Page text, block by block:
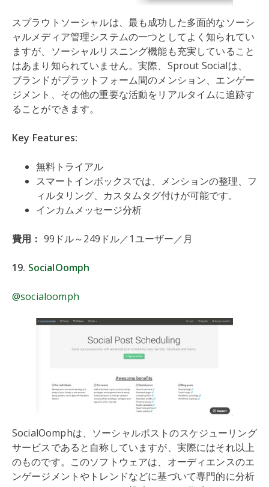
スプラウトソーシャルは、最も成功した多面的なソーシ
ャルメディア管理システムの一つとしてよく知られてい
ますが、ソーシャルリスニング機能も充実していること
はあまり知られていません。実際、Sprout Socialは、
ブランドがプラットフォーム間のメンション、エンゲー
ジメント、その他の重要な活動をリアルタイムに追跡す
ることができます。
Key Features:
無料トライアル
スマートインボックスでは、メンションの整理、フ
ィルタリング、カスタムタグ付けが可能です。
インカムメッセージ分析
費用： 99ドル～249ドル／1ユーザー／月
19. SocialOomph
@socialoomph
SocialOomphは、ソーシャルポストのスケジューリング
サービスであると自称していますが、実際にはそれ以上
のものです。このソフトウェアは、オーディエンスのエ
ンゲージメントやトレンドなどに基づいて専門的に分析